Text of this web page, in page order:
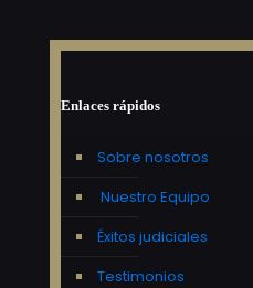
Enlaces rápidos
Sobre nosotros
Nuestro Equipo
Éxitos judiciales
Testimonios